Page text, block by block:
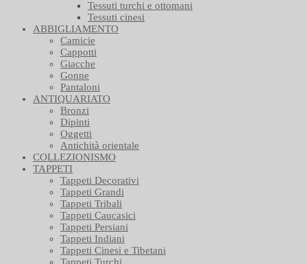
Tessuti turchi e ottomani
Tessuti cinesi
ABBIGLIAMENTO
Camicie
Cappotti
Giacche
Gonne
Pantaloni
ANTIQUARIATO
Bronzi
Dipinti
Oggetti
Antichità orientale
COLLEZIONISMO
TAPPETI
Tappeti Decorativi
Tappeti Grandi
Tappeti Tribali
Tappeti Caucasici
Tappeti Persiani
Tappeti Indiani
Tappeti Cinesi e Tibetani
Tappeti Turchi